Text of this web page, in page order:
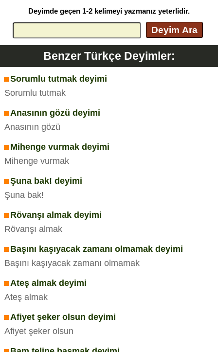
Deyimde geçen 1-2 kelimeyi yazmanız yeterlidir.
Deyim Ara
Benzer Türkçe Deyimler:
Sorumlu tutmak deyimi
Sorumlu tutmak
Anasının gözü deyimi
Anasının gözü
Mihenge vurmak deyimi
Mihenge vurmak
Şuna bak! deyimi
Şuna bak!
Rövanşı almak deyimi
Rövanşı almak
Başını kaşıyacak zamanı olmamak deyimi
Başını kaşıyacak zamanı olmamak
Ateş almak deyimi
Ateş almak
Afiyet şeker olsun deyimi
Afiyet şeker olsun